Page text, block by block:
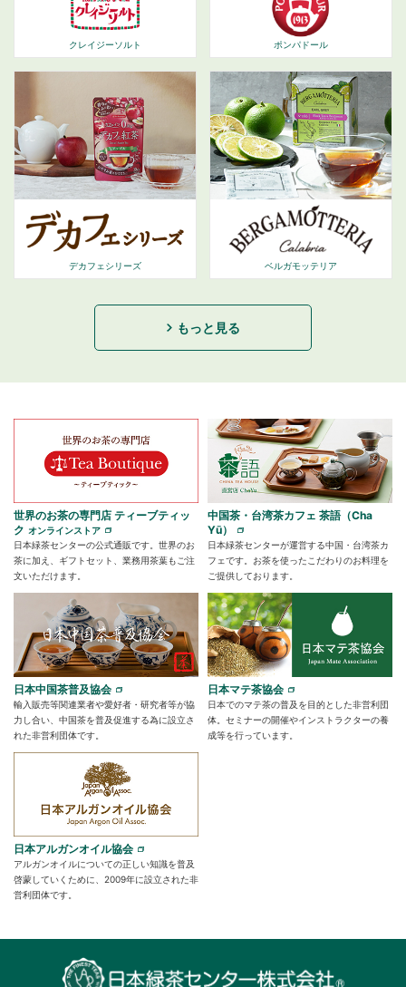
クレイジーソルト ポンパドール
デカフェシリーズ ベルガモッテリア
もっと見る
世界のお茶の専門店 ティーブティッ
ク オンラインストア
日本緑茶センターの公式通販です。世界のお
茶に加え、ギフトセット、業務用茶葉もご注
文いただけます。
中国茶・台湾茶カフェ 茶語（Cha
Yū）
日本緑茶センターが運営する中国・台湾茶カ
フェです。お茶を使ったこだわりのお料理を
ご提供しております。
日本中国茶普及協会
輸入販売等関連業者や愛好者・研究者等が協
力し合い、中国茶を普及促進する為に設立さ
れた非営利団体です。
日本マテ茶協会
日本でのマテ茶の普及を目的とした非営利団
体。セミナーの開催やインストラクターの養
成等を行っています。
日本アルガンオイル協会
アルガンオイルについての正しい知識を普及
啓蒙していくために、2009年に設立された非
営利団体です。